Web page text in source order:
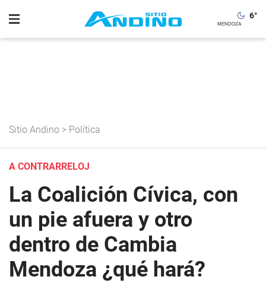
6°
Sitio Andino > Política
A CONTRARRELOJ
La Coalición Cívica, con
un pie afuera y otro
dentro de Cambia
Mendoza ¿qué hará?